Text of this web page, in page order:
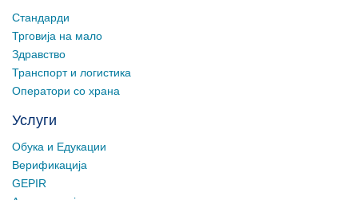
Стандарди
Трговија на мало
Здравство
Транспорт и логистика
Оператори со храна
Услуги
Обука и Едукации
Верификација
GEPIR